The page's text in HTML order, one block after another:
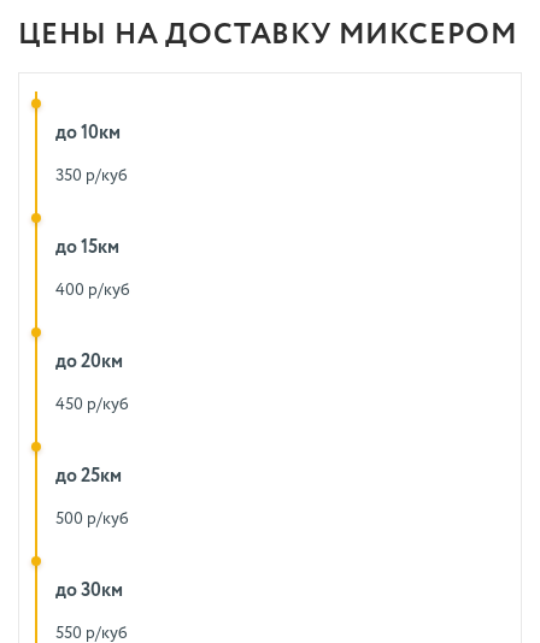
ЦЕНЫ НА ДОСТАВКУ МИКСЕРОМ
до 10км
350 р/куб
до 15км
400 р/куб
до 20км
450 р/куб
до 25км
500 р/куб
до 30км
550 р/куб